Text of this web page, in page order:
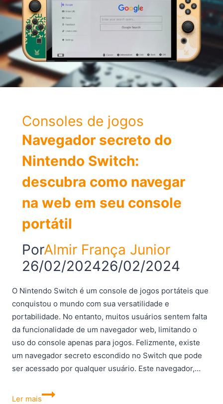
2023
Consoles de jogos
Navegador secreto do
Nintendo Switch:
descubra como navegar
na web em seu console
portátil
PorAlmir França Junior
26/02/202426/02/2024
O Nintendo Switch é um console de jogos portáteis que
conquistou o mundo com sua versatilidade e
portabilidade. No entanto, muitos usuários sentem falta
da funcionalidade de um navegador web, limitando o
uso do console apenas para jogos. Felizmente, existe
um navegador secreto escondido no Switch que pode
ser acessado por qualquer usuário. Este navegador,…
Ler mais
Navegador